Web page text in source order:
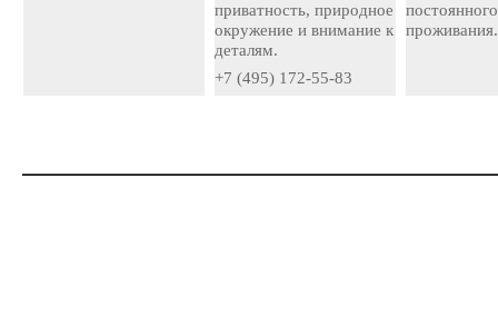
приватность, природное
окружение и внимание к
деталям.
+7 (495) 172-55-83
постоянного
проживания.